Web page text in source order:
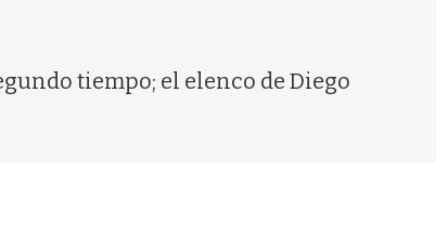
tiempo; el elenco de Diego